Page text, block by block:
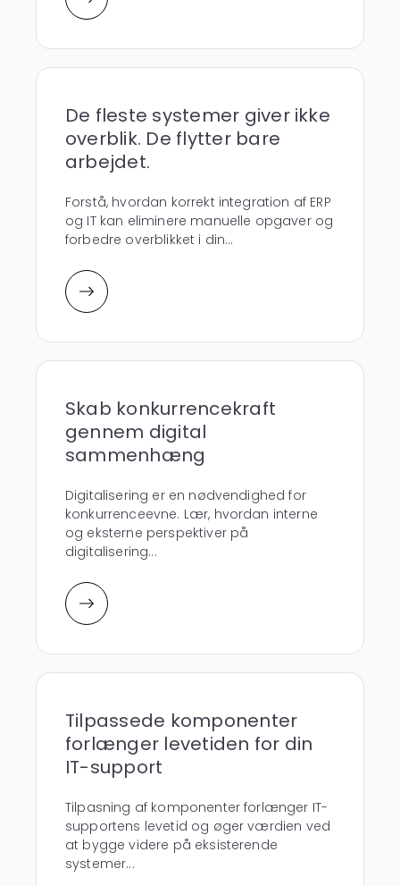
De fleste systemer giver ikke
overblik. De flytter bare
arbejdet.
Forstå, hvordan korrekt integration af ERP
og IT kan eliminere manuelle opgaver og
forbedre overblikket i din...
Skab konkurrencekraft
gennem digital
sammenhæng
Digitalisering er en nødvendighed for
konkurrenceevne. Lær, hvordan interne
og eksterne perspektiver på
digitalisering...
Tilpassede komponenter
forlænger levetiden for din
IT-support
Tilpasning af komponenter forlænger IT-
supportens levetid og øger værdien ved
at bygge videre på eksisterende
systemer...